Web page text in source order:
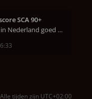
SCA 90+
Dat kraanwater in Nederland goed is heeft helema
Alle tijden zijn UTC+02:00